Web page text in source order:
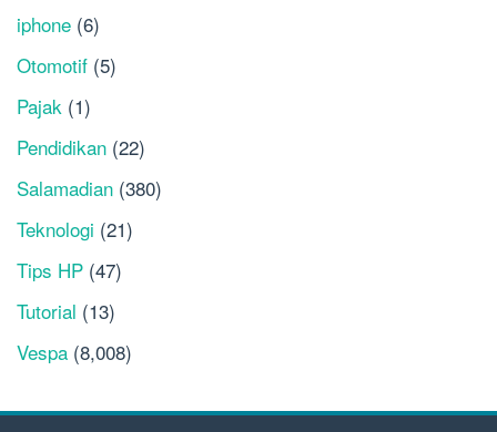
iphone (6)
Otomotif (5)
Pajak (1)
Pendidikan (22)
Salamadian (380)
Teknologi (21)
Tips HP (47)
Tutorial (13)
Vespa (8,008)